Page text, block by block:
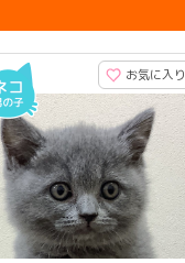
お気に入り